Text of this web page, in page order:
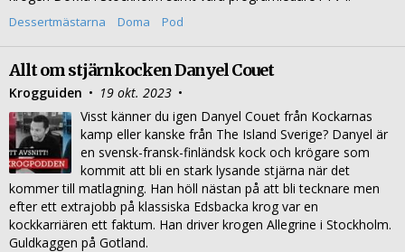
Dessertmästarna Doma Pod
Allt om stjärnkocken Danyel Couet
Krogguiden • 19 okt. 2023 •
Visst känner du igen Danyel Couet från Kockarnas
kamp eller kanske från The Island Sverige? Danyel är
en svensk-fransk-finländsk kock och krögare som
kommit att bli en stark lysande stjärna när det
kommer till matlagning. Han höll nästan på att bli tecknare men
efter ett extrajobb på klassiska Edsbacka krog var en
kockkarriären ett faktum. Han driver krogen Allegrine i Stockholm.
Guldkaggen på Gotland.